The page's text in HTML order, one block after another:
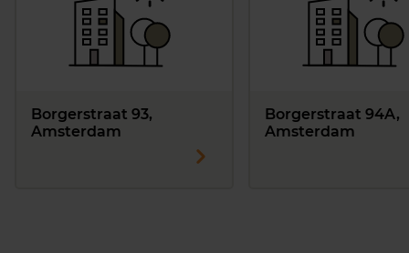
Borgerstraat 93,
Amsterdam
Borgerstraat 94A,
Amsterdam